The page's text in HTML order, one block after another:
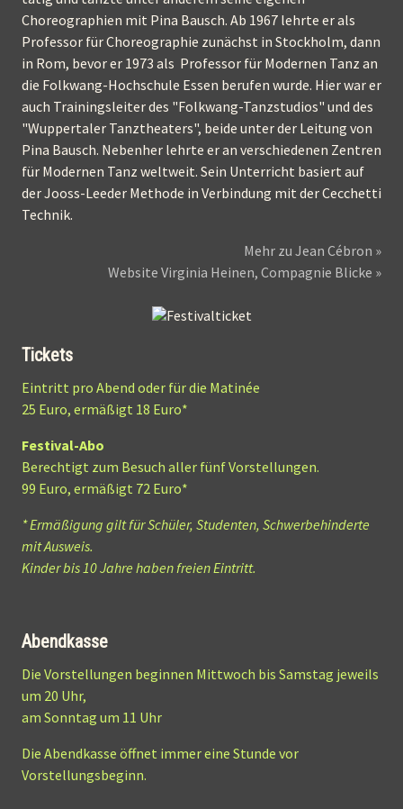
Choreographien mit Pina Bausch. Ab 1967 lehrte er als
Professor für Choreographie zunächst in Stockholm, dann
in Rom, bevor er 1973 als Professor für Modernen Tanz an
die Folkwang-Hochschule Essen berufen wurde. Hier war er
auch Trainingsleiter des "Folkwang-Tanzstudios" und des
"Wuppertaler Tanztheaters", beide unter der Leitung von
Pina Bausch. Nebenher lehrte er an verschiedenen Zentren
für Modernen Tanz weltweit. Sein Unterricht basiert auf
der Jooss-Leeder Methode in Verbindung mit der Cecchetti
Technik.
Mehr zu Jean Cébron »
Website Virginia Heinen, Compagnie Blicke »
Tickets
Eintritt pro Abend oder für die Matinée
25 Euro, ermäßigt 18 Euro*
Festival-Abo
Berechtigt zum Besuch aller fünf Vorstellungen.
99 Euro, ermäßigt 72 Euro*
* Ermäßigung gilt für Schüler, Studenten, Schwerbehinderte
mit Ausweis.
Kinder bis 10 Jahre haben freien Eintritt.
Abendkasse
Die Vorstellungen beginnen Mittwoch bis Samstag jeweils
um 20 Uhr,
am Sonntag um 11 Uhr
Die Abendkasse öffnet immer eine Stunde vor
Vorstellungsbeginn.